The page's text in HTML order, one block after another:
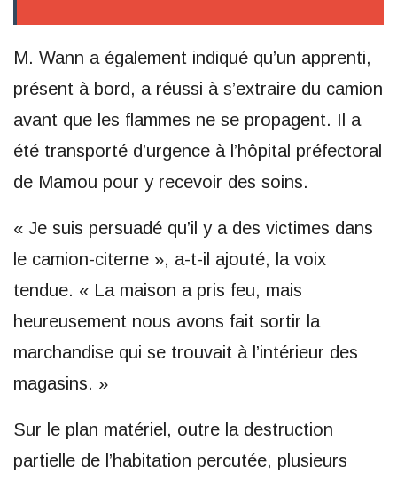
M. Wann a également indiqué qu’un apprenti,
présent à bord, a réussi à s’extraire du camion
avant que les flammes ne se propagent. Il a
été transporté d’urgence à l’hôpital préfectoral
de Mamou pour y recevoir des soins.
« Je suis persuadé qu’il y a des victimes dans
le camion-citerne », a-t-il ajouté, la voix
tendue. « La maison a pris feu, mais
heureusement nous avons fait sortir la
marchandise qui se trouvait à l’intérieur des
magasins. »
Sur le plan matériel, outre la destruction
partielle de l’habitation percutée, plusieurs